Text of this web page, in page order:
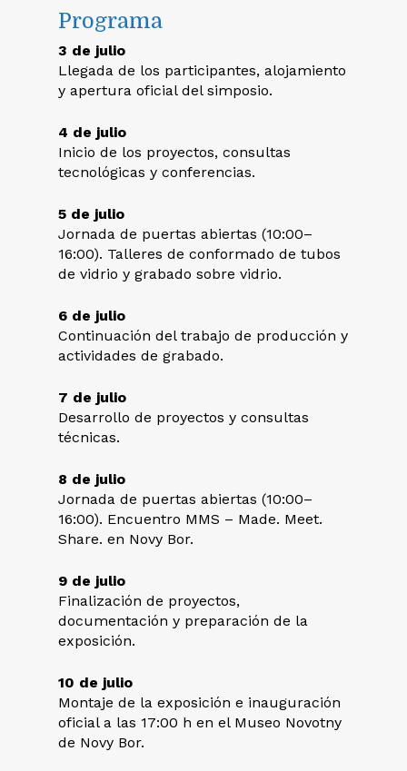
Programa
3 de julio
Llegada de los participantes, alojamiento
y apertura oficial del simposio.
4 de julio
Inicio de los proyectos, consultas
tecnológicas y conferencias.
5 de julio
Jornada de puertas abiertas (10:00–
16:00). Talleres de conformado de tubos
de vidrio y grabado sobre vidrio.
6 de julio
Continuación del trabajo de producción y
actividades de grabado.
7 de julio
Desarrollo de proyectos y consultas
técnicas.
8 de julio
Jornada de puertas abiertas (10:00–
16:00). Encuentro MMS – Made. Meet.
Share. en Novy Bor.
9 de julio
Finalización de proyectos,
documentación y preparación de la
exposición.
10 de julio
Montaje de la exposición e inauguración
oficial a las 17:00 h en el Museo Novotny
de Novy Bor.